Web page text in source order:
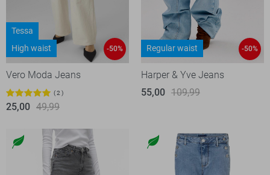
Tessa
High waist
-50%
Vero Moda Jeans
2
25,00 49,99
Regular waist -50%
Harper & Yve Jeans
55,00 109,99